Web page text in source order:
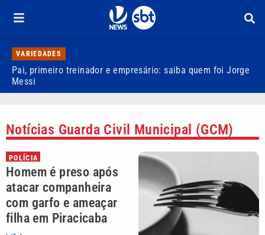
VARIEDADES
Pai, primeiro treinador e empresário: saiba quem foi Jorge
Messi
Notícias Guarda Civil Municipal (GCM)
POLÍCIA
Homem é preso após
atacar companheira
com garfo e ameaçar
filha em Piracicaba